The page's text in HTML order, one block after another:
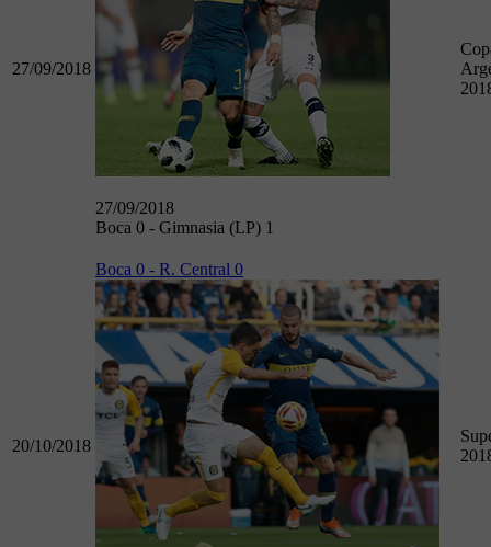
27/09/2018
27/09/2018
Boca 0 - Gimnasia (LP) 1
20/10/2018
Boca 0 - R. Central 0